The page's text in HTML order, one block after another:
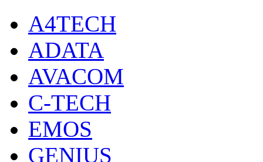
A4TECH
ADATA
AVACOM
C-TECH
EMOS
GENIUS